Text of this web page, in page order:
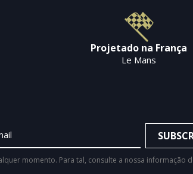
Projetado na França
Le Mans
momento. Para tal, consulte a nossa informação